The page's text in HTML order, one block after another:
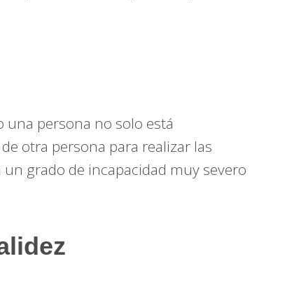
una persona no solo está
otra persona para realizar las
grado de incapacidad muy severo